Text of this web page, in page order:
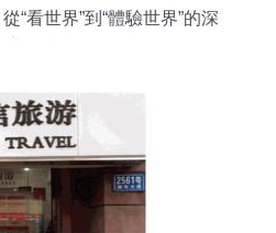
“看世界”到“體驗世界”的深